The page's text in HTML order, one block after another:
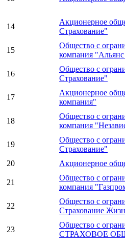
14
Акционерное
Страхование"
15
Общество с
компания
16
Общество с
Страхование"
17
Акционерное
компания"
18
Общество с
компания
19
Общество с
Страхование"
20 Акционерное
21
Общество с
компания
22
Общество с
Страхование
23
Общество с
СТРАХОВОЕ